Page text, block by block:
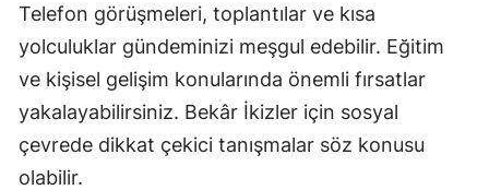
Telefon görüşmeleri, toplantılar ve kısa
yolculuklar gündeminizi meşgul edebilir. Eğitim
ve kişisel gelişim konularında önemli fırsatlar
yakalayabilirsiniz. Bekâr İkizler için sosyal
çevrede dikkat çekici tanışmalar söz konusu
olabilir.